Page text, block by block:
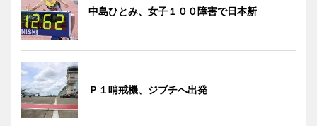
中島ひとみ、女子１００障害で日本新
Ｐ１哨戒機、ジブチへ出発